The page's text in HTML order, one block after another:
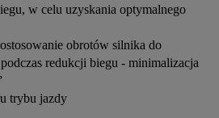
w celu uzyskania optymalnego
obrotów silnika do
redukcji biegu - minimalizacja
trybu jazdy